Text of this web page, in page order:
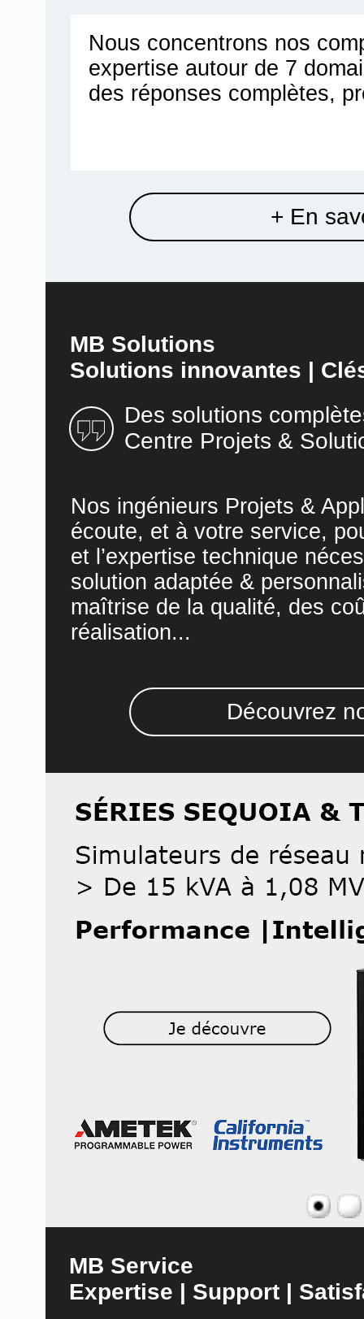
Nous concentrons nos
expertise autour de 7
des réponses complètes,
+ En
MB Solutions
Solutions innovantes |
Des solutions
Centre Projets &
Nos ingénieurs Projets &
écoute, et à votre service,
et l’expertise technique
solution adaptée &
maîtrise de la qualité, des
réalisation...
Découvrez
MB Service
Expertise | Support |